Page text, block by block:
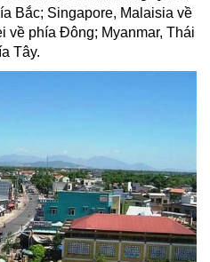
Bắc; Singapore, Malaisia về
về phía Đông; Myanmar, Thái
Tây.